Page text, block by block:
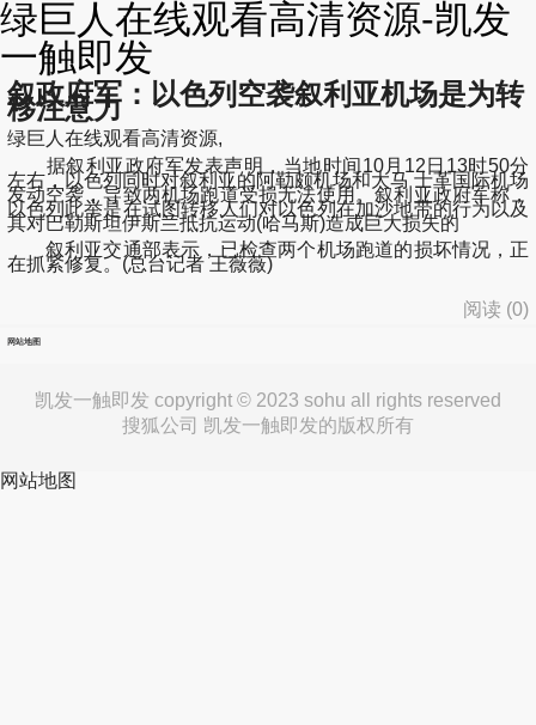
绿巨人在线观看高清资源-凯发
一触即发
叙政府军：以色列空袭叙利亚机场是为转
移注意力
绿巨人在线观看高清资源,
据叙利亚政府军发表声明，当地时间10月12日13时50分
左右，以色列同时对叙利亚的阿勒颇机场和大马 士革国际机场
发动空袭，导致两机场跑道受损无法使用。叙利亚政府军称，
以色列此举是在试图转移人们对以色列在加沙地带的行为以及
其对巴勒斯坦伊斯兰抵抗运动(哈马斯)造成巨大损失的
叙利亚交通部表示，已检查两个机场跑道的损坏情况，正
在抓紧修复。(总台记者 王薇薇)
阅读 (0)
网站地图
凯发一触即发 copyright © 2023 sohu all rights reserved
搜狐公司 凯发一触即发的版权所有
网站地图